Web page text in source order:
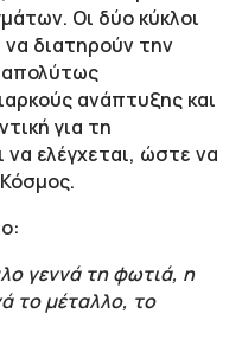
Οι δύο κύκλοι
να διατηρούν την
απολύτως
ανάπτυξης και
για τη
να ελέγχεται, ώστε να
γεννά τη φωτιά, η
το μέταλλο, το